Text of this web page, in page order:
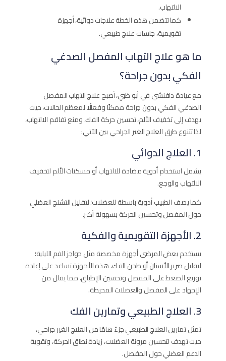
الالتهاب.
كما تتضمن هذه الخطة علاجات دوائية، أجهزة
تقويمية، جلسات علاج طبيعي.
ما هو علاج التهاب المفصل الصدغي
الفكي بدون جراحة؟
مع عيادة دافنشي في أبو ظبي، أصبح علاج التهاب المفصل
الصدغي الفكي بدون جراحة ممكنًا وفعالًا لمعظم الحالات، حيث
يهدف إلى تخفيف الألم، تحسين حركة الفك، ومنع تفاقم الالتهاب،
لذا تتنوع طرق العلاج الغير الجراحي بين الآتي:
1. العلاج الدوائي
يشمل استخدام أدوية مضادة للالتهاب أو مسكنات الألم لتخفيف
الالتهاب والوجع.
كما يصف الطبيب أدوية باسطة للعضلات؛ لتقليل التشنج العضلي
حول المفصل وتحسين الحركة بسهولة أكبر.
2. الأجهزة التقويمية والفكية
يستخدم بعض المرضى أجهزة مخصصة مثل حواجز الفم الليلية؛
لتقليل صرير الأسنان أو طحن الفك، هذه الأجهزة تساعد على إعادة
توزيع الضغط على المفصل وتحسين الإطباق، مما يقلل من
الإجهاد على المفصل والعضلات المحيطة.
3. العلاج الطبيعي وتمارين الفك
تمثل تمارين العلاج الطبيعي جزءً هامًا من العلاج الغير جراحي،
حيث تهدف لتحسين مرونة العضلات، زيادة نطاق الحركة، وتقوية
الدعم العضلي حول المفصل.